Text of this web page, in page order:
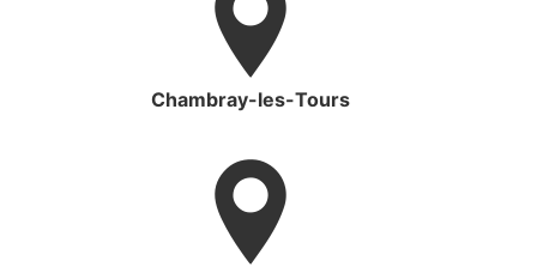
Chambray-les-Tours